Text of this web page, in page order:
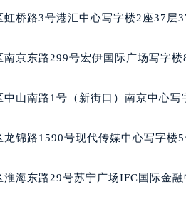
长沙市芙蓉区定王台街道建湘路
太原市迎泽区解放路15号亨得利
沈阳市沈河区中街路83号亨得利
温州市鹿城区锦绣路1067号置信
大连市中山区人民路15号国际金
虹桥路3号港汇中心写字楼2座37层
南京东路299号宏伊国际广场写字楼
中山南路1号（新街口）南京中心写
龙锦路1590号现代传媒中心写字楼
淮海东路29号苏宁广场IFC国际金